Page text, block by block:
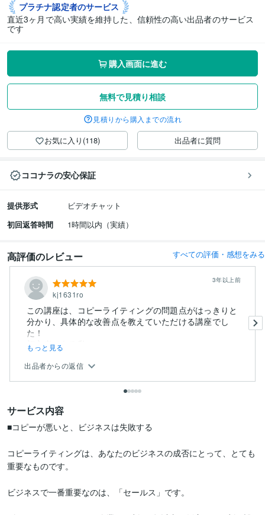
プラチナ認定者のサービス
直近3ヶ月で高い実績を維持した、信頼性の高い出品者のサービス
です
購入画面に進む
無料で見積り相談
見積りから購入までの流れ
お気に入り(118) 出品者に質問
ココナラの安心保証
提供形式
ビデオチャット
初回返答時間
1時間以内（実績）
高評価のレビュー すべての評価・感想をみる
kj1631ro
3年以上前
この講座は、コピーライティングの問題点がはっきりと
分かり、具体的な改善点を教えていただける講座でし
た！
初心者である私の...
もっと見る
出品者からの返信
サービス内容
■コピーが悪いと、ビジネスは失敗する
コピーライティングは、あなたのビジネスの成否にとって、とても
重要なものです。
ビジネスで一番重要なのは、「セールス」です。